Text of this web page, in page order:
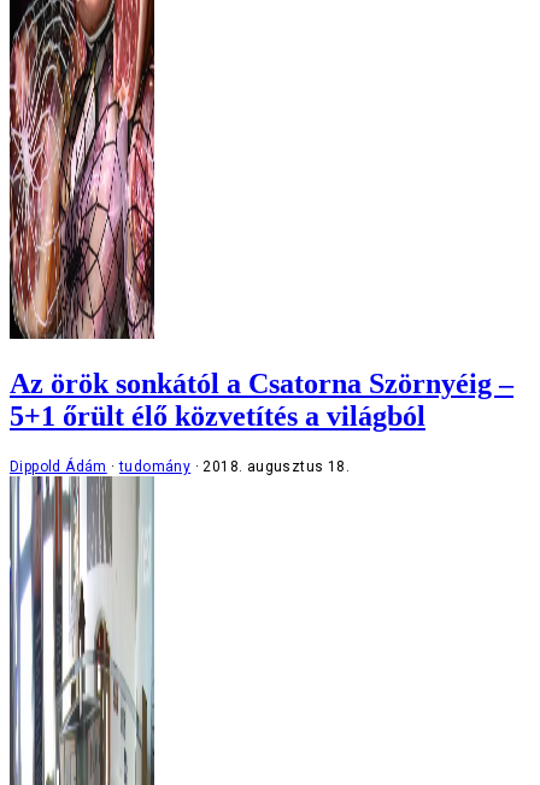
Az örök sonkától a Csatorna Szörnyéig –
5+1 őrült élő közvetítés a világból
Dippold Ádám tudomány 2018. augusztus 18.